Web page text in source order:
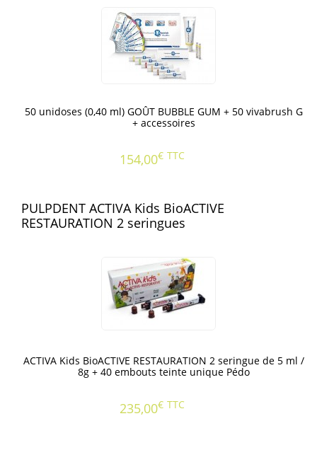
50 unidoses (0,40 ml) GOÛT BUBBLE GUM + 50 vivabrush G
+ accessoires
154,00€ TTC
PULPDENT ACTIVA Kids BioACTIVE
RESTAURATION 2 seringues
ACTIVA Kids BioACTIVE RESTAURATION 2 seringue de 5 ml /
8g + 40 embouts teinte unique Pédo
235,00€ TTC